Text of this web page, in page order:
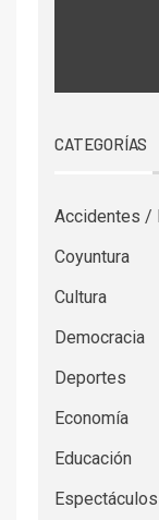
CATEGORÍAS
Accidentes /
Coyuntura
Cultura
Democracia
Deportes
Economía
Educación
Espectáculos